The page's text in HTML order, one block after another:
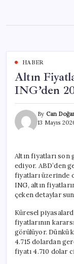
content
HABER
Altın
ING’den
By Can
13 Mayıs
Altın fiyatları son
ediyor. ABD’den
fiyatları üzerinde
ING, altın
çeken detaylar
Küresel
fiyatlarının
görülüyor. Dünkü
4.715 dolardan
fiyatı 4.710 dolar